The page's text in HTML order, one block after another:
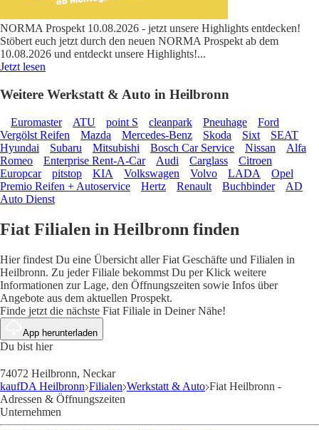
NORMA Prospekt 10.08.2026 - jetzt unsere Highlights entdecken!
Stöbert euch jetzt durch den neuen NORMA Prospekt ab dem
10.08.2026 und entdeckt unsere Highlights!...
Jetzt lesen
Weitere Werkstatt & Auto in Heilbronn
Euromaster ATU point S cleanpark Pneuhage
Ford
Vergölst Reifen
Mazda Mercedes-Benz Skoda Sixt
SEAT
Hyundai
Subaru Mitsubishi Bosch Car Service Nissan
Alfa
Romeo
Enterprise Rent-A-Car Audi Carglass
Citroen
Europcar
pitstop KIA Volkswagen Volvo LADA
Opel
Premio Reifen + Autoservice
Hertz Renault Buchbinder
AD
Auto Dienst
Fiat Filialen in Heilbronn finden
Hier findest Du eine Übersicht aller Fiat Geschäfte und Filialen in
Heilbronn. Zu jeder Filiale bekommst Du per Klick weitere
Informationen zur Lage, den Öffnungszeiten sowie Infos über
Angebote aus dem aktuellen Prospekt.
Finde jetzt die nächste Fiat Filiale in Deiner Nähe!
App herunterladen
Du bist hier
74072 Heilbronn, Neckar
kaufDA Heilbronn Filialen Werkstatt & Auto Fiat Heilbronn -
Adressen & Öffnungszeiten
Unternehmen